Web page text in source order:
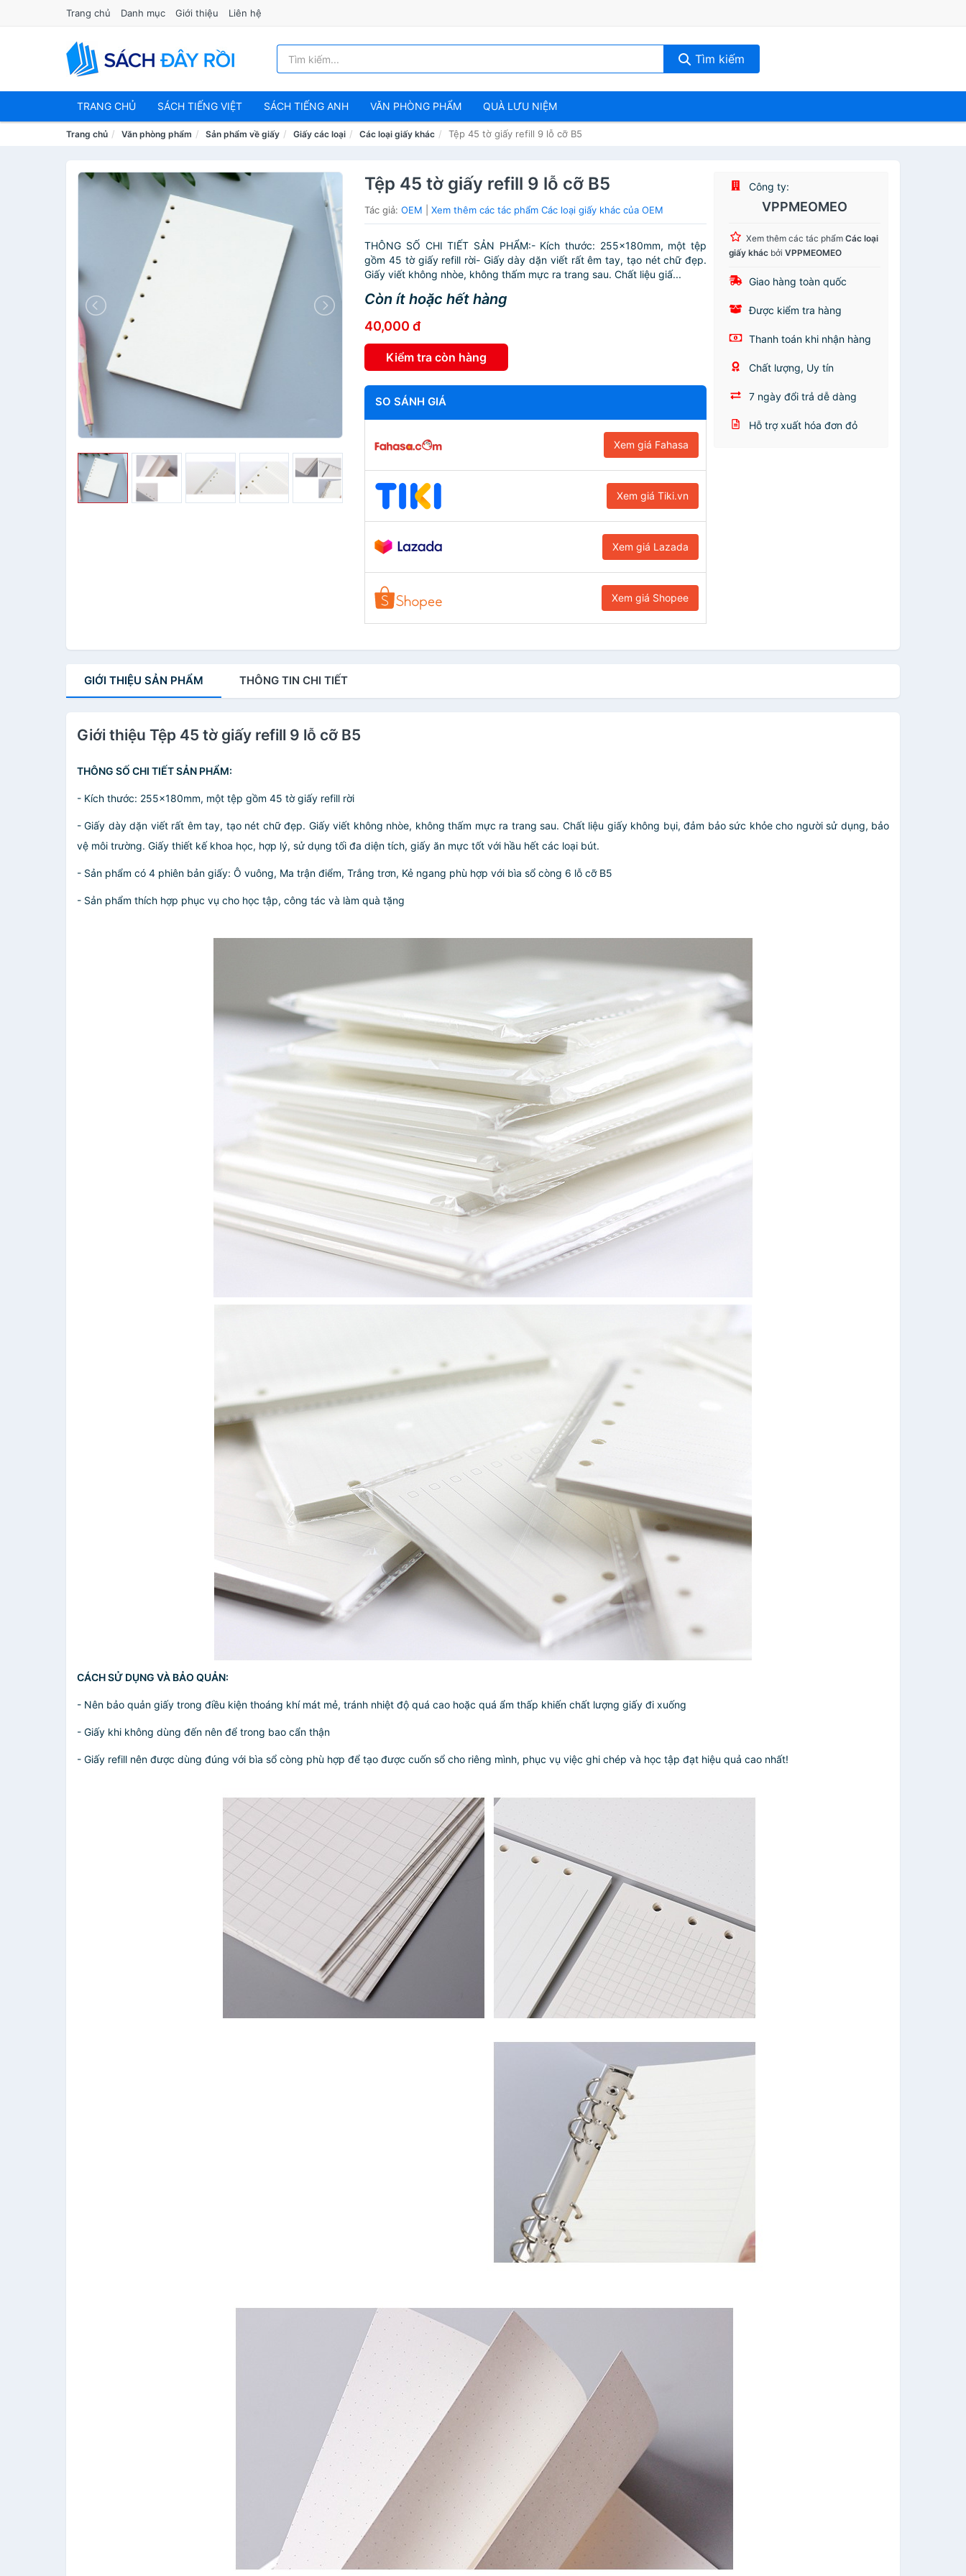
Trang chủ Danh mục Giới thiệu Liên hệ
Tìm kiếm
TRANG CHỦ SÁCH TIẾNG VIỆT SÁCH TIẾNG ANH VĂN PHÒNG PHẨM QUÀ LƯU NIỆM
Trang chủ Văn phòng phẩm Sản phẩm về giấy Giấy các loại Các loại giấy khác Tệp 45 tờ giấy refill 9 lỗ cỡ B5
Tệp 45 tờ giấy refill 9 lỗ cỡ B5
Tác giả:OEM |Xem thêm các tác phẩm Các loại giấy khác của OEM
THÔNG SỐ CHI TIẾT SẢN PHẨM:- Kích thước: 255x180mm, một tệp
gồm 45 tờ giấy refill rời- Giấy dày dặn viết rất êm tay, tạo nét chữ đẹp.
Giấy viết không nhòe, không thấm mực ra trang sau. Chất liệu giấ...
Còn ít hoặc hết hàng
40,000 đ
Kiểm tra còn hàng
SO SÁNH GIÁ
Xem giá Fahasa
Xem giá Tiki.vn
Xem giá Lazada
Xem giá Shopee
Công ty:
VPPMEOMEO
Xem thêm các tác phẩmCác loại
giấy khác bởiVPPMEOMEO
Giao hàng toàn quốc
Được kiểm tra hàng
Thanh toán khi nhận hàng
Chất lượng, Uy tín
7 ngày đổi trả dễ dàng
Hỗ trợ xuất hóa đơn đỏ
GIỚI THIỆU SẢN PHẨM THÔNG TIN CHI TIẾT
Giới thiệu Tệp 45 tờ giấy refill 9 lỗ cỡ B5
THÔNG SỐ CHI TIẾT SẢN PHẨM:
- Kích thước: 255x180mm, một tệp gồm 45 tờ giấy refill rời
- Giấy dày dặn viết rất êm tay, tạo nét chữ đẹp. Giấy viết không nhòe, không thấm mực ra trang sau. Chất liệu giấy không bụi, đảm bảo sức khỏe cho người sử dụng, bảo
vệ môi trường. Giấy thiết kế khoa học, hợp lý, sử dụng tối đa diện tích, giấy ăn mực tốt với hầu hết các loại bút.
- Sản phẩm có 4 phiên bản giấy: Ô vuông, Ma trận điểm, Trắng trơn, Kẻ ngang phù hợp với bìa sổ còng 6 lỗ cỡ B5
- Sản phẩm thích hợp phục vụ cho học tập, công tác và làm quà tặng
CÁCH SỬ DỤNG VÀ BẢO QUẢN:
- Nên bảo quản giấy trong điều kiện thoáng khí mát mẻ, tránh nhiệt độ quá cao hoặc quá ẩm thấp khiến chất lượng giấy đi xuống
- Giấy khi không dùng đến nên để trong bao cẩn thận
- Giấy refill nên được dùng đúng với bìa sổ còng phù hợp để tạo được cuốn sổ cho riêng mình, phục vụ việc ghi chép và học tập đạt hiệu quả cao nhất!